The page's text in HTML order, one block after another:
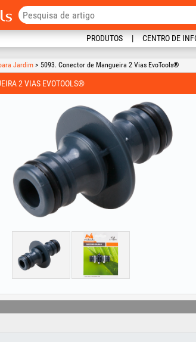
PRODUTOS CENTRO DE
Jardim > 5093. Conector de Mangueira 2 Vias EvoTools®
2 VIAS EVOTOOLS®